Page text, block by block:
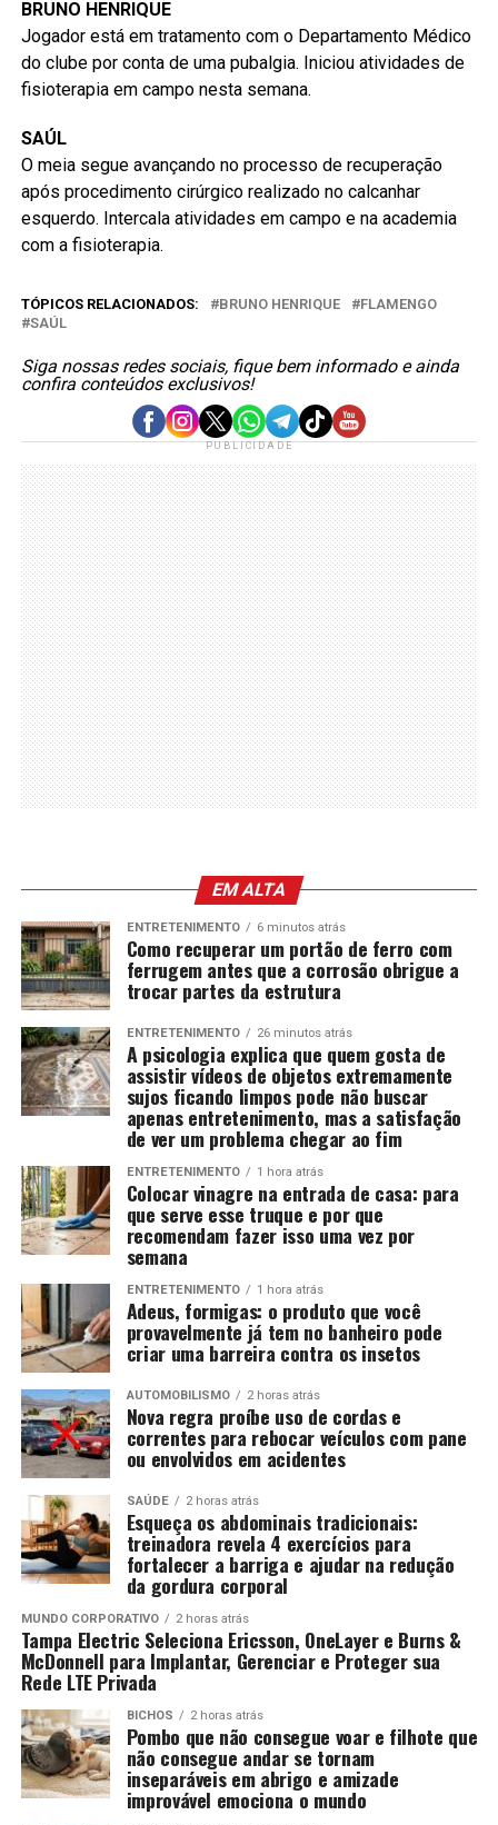
BRUNO HENRIQUE
Jogador está em tratamento com o Departamento Médico
do clube por conta de uma pubalgia. Iniciou atividades de
fisioterapia em campo nesta semana.
SAÚL
O meia segue avançando no processo de recuperação
após procedimento cirúrgico realizado no calcanhar
esquerdo. Intercala atividades em campo e na academia
com a fisioterapia.
TÓPICOS RELACIONADOS: BRUNO HENRIQUE
FLAMENGO
SAÚL
Siga nossas redes sociais, fique bem informado e ainda
confira conteúdos exclusivos!
PUBLICIDADE
EM ALTA
ENTRETENIMENTO 6 minutos atrás
Como recuperar um portão de ferro com
ferrugem antes que a corrosão obrigue a
trocar partes da estrutura
ENTRETENIMENTO 26 minutos atrás
A psicologia explica que quem gosta de
assistir vídeos de objetos extremamente
sujos ficando limpos pode não buscar
apenas entretenimento, mas a satisfação
de ver um problema chegar ao fim
ENTRETENIMENTO 1 hora atrás
Colocar vinagre na entrada de casa: para
que serve esse truque e por que
recomendam fazer isso uma vez por
semana
ENTRETENIMENTO 1 hora atrás
Adeus, formigas: o produto que você
provavelmente já tem no banheiro pode
criar uma barreira contra os insetos
AUTOMOBILISMO 2 horas atrás
Nova regra proíbe uso de cordas e
correntes para rebocar veículos com pane
ou envolvidos em acidentes
SAÚDE 2 horas atrás
Esqueça os abdominais tradicionais:
treinadora revela 4 exercícios para
fortalecer a barriga e ajudar na redução
da gordura corporal
MUNDO CORPORATIVO 2 horas atrás
Tampa Electric Seleciona Ericsson, OneLayer e Burns &
McDonnell para Implantar, Gerenciar e Proteger sua
Rede LTE Privada
BICHOS 2 horas atrás
Pombo que não consegue voar e filhote que
não consegue andar se tornam
inseparáveis em abrigo e amizade
improvável emociona o mundo